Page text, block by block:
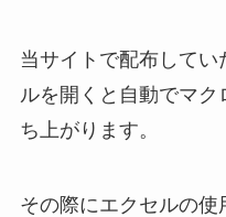
当サイトで配布してい
ルを開くと自動でマ
ち上がります。
その際にエクセルの使